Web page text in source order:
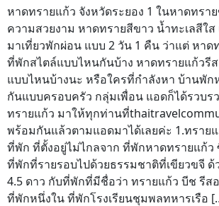
หาดทรายแก้ว จังหวัดระยอง 1 ในหาดทรา
ความสวยงาม หาดทรายสีขาว น้ำทะเลสีใส
มาเที่ยวพักผ่อน แบบ 2 วัน 1 คืน ว่าแต่ หา
ที่พักสไตล์แบบไหนกันบ้าง หาดทรายแก้วรี
แบบไหนบ้างนะ หรือใครที่กำลังหา บ้านพั
กันแบบครอบครัว กลุ่มเพื่อน แอดก็ได้รวบ
ทรายแก้ว มาให้ทุกท่านที่
พร้อมกันแล้วตามแอดมาได้เลยค่ะ 1.ทราย
ที่พัก ที่ตั้งอยู่ไม่ไกลจาก ที่พักหาดทรายแก้ว
ที่พักที่รายรอบไปด้วยธรรมชาติที่เขียวขจี ด้
4.5 ดาว กับที่พักที่มีชื่อว่า ทรายแก้ว บีช รีส
ที่พักหนึ่งใน ที่พักโรงเรียนชุมพลทหารเรือ